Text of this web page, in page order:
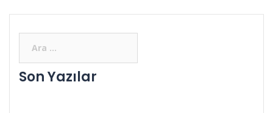
Son Yazılar